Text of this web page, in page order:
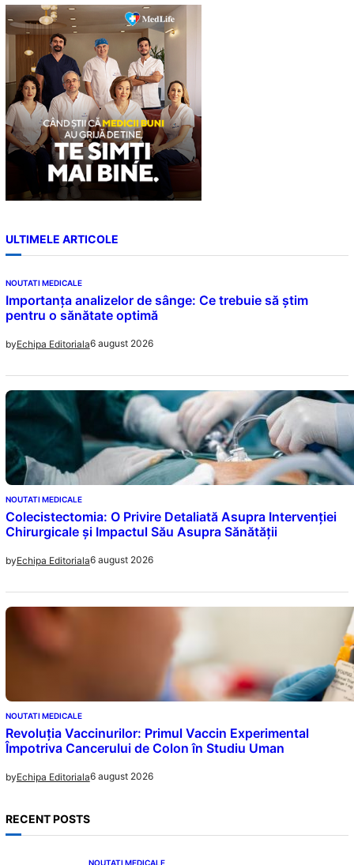
c
h
ULTIMELE ARTICOLE
NOUTATI MEDICALE
Importanța analizelor de sânge: Ce trebuie să știm
pentru o sănătate optimă
byEchipa Editoriala6 august 2026
NOUTATI MEDICALE
Colecistectomia: O Privire Detaliată Asupra Intervenției
Chirurgicale și Impactul Său Asupra Sănătății
byEchipa Editoriala6 august 2026
NOUTATI MEDICALE
Revoluția Vaccinurilor: Primul Vaccin Experimental
Împotriva Cancerului de Colon în Studiu Uman
byEchipa Editoriala6 august 2026
RECENT POSTS
NOUTATI MEDICALE